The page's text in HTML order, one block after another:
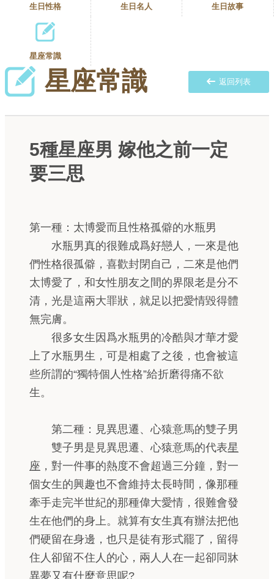
生日性格 生日名人 生日故事
星座常識
星座常識 返回列表
5種星座男 嫁他之前一定
要三思
第一種：太博愛而且性格孤僻的水瓶男
水瓶男真的很難成爲好戀人，一來是他
們性格很孤僻，喜歡封閉自己，二來是他們
太博愛了，和女性朋友之間的界限老是分不
清，光是這兩大罪狀，就足以把愛情毀得體
無完膚。
很多女生因爲水瓶男的冷酷與才華才愛
上了水瓶男生，可是相處了之後，也會被這
些所謂的“獨特個人性格”給折磨得痛不欲
生。
第二種：見異思遷、心猿意馬的雙子男
雙子男是見異思遷、心猿意馬的代表星
座 ，對一件事的熱度不會超過三分鐘，對一
個女生的興趣也不會維持太長時間，像那種
牽手走完半世紀的那種偉大愛情，很難會發
生在他們的身上。就算有女生真有辦法把他
們硬留在身邊，也只是徒有形式罷了，留得
住人卻留不住人的心，兩人人在一起卻同牀
異夢又有什麼意思呢?